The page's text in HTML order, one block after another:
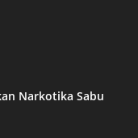
Narkotika Sabu